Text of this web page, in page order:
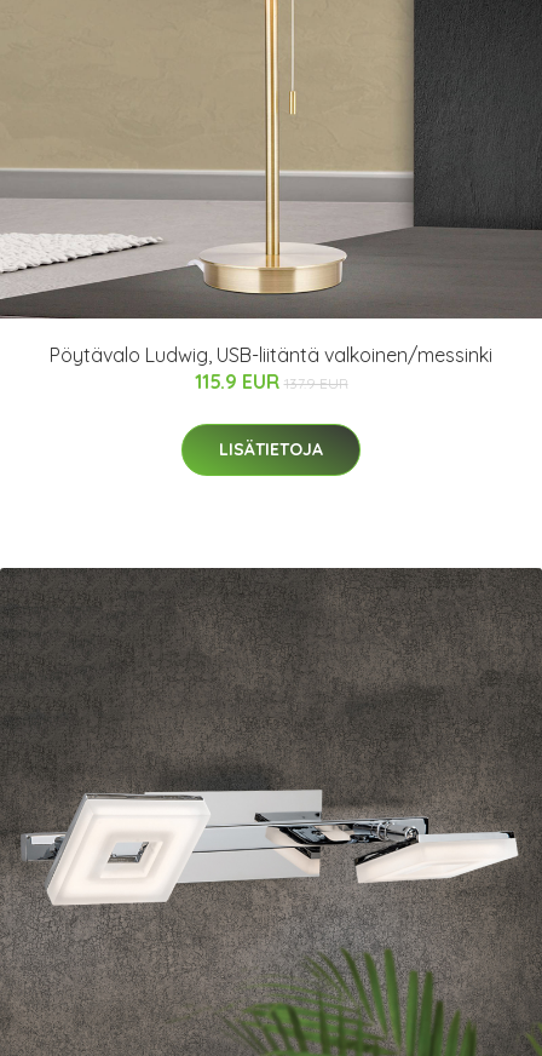
Pöytävalo Ludwig, USB-liitäntä valkoinen/messinki
115.9 EUR 137.9 EUR
LISÄTIETOJA